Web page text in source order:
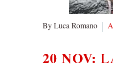
By Luca Romano
20 NOV: